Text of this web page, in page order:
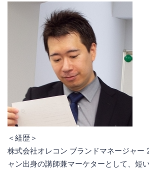
＜経歴＞
株式会社オレコン ブランドマネージャー
ャン出身の講師兼マーケターとして、短